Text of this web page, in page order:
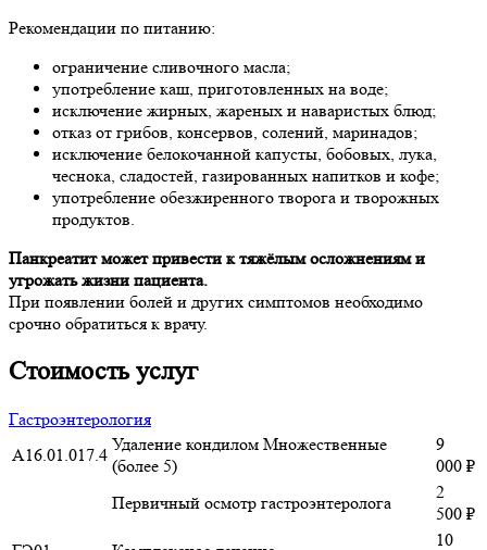
Рекомендации по питанию:
ограничение сливочного масла;
употребление каш, приготовленных на воде;
исключение жирных, жареных и наваристых блюд;
отказ от грибов, консервов, солений, маринадов;
исключение белокочанной капусты, бобовых, лука,
чеснока, сладостей, газированных напитков и кофе;
употребление обезжиренного творога и творожных
продуктов.
Панкреатит может привести к тяжёлым осложнениям и
угрожать жизни пациента.
При появлении болей и других симптомов необходимо
срочно обратиться к врачу.
Стоимость услуг
Гастроэнтерология
А16.01.017.4
Удаление кондилом Множественные
(более 5)
9
000 ₽
Первичный осмотр гастроэнтеролога
2
500 ₽
10